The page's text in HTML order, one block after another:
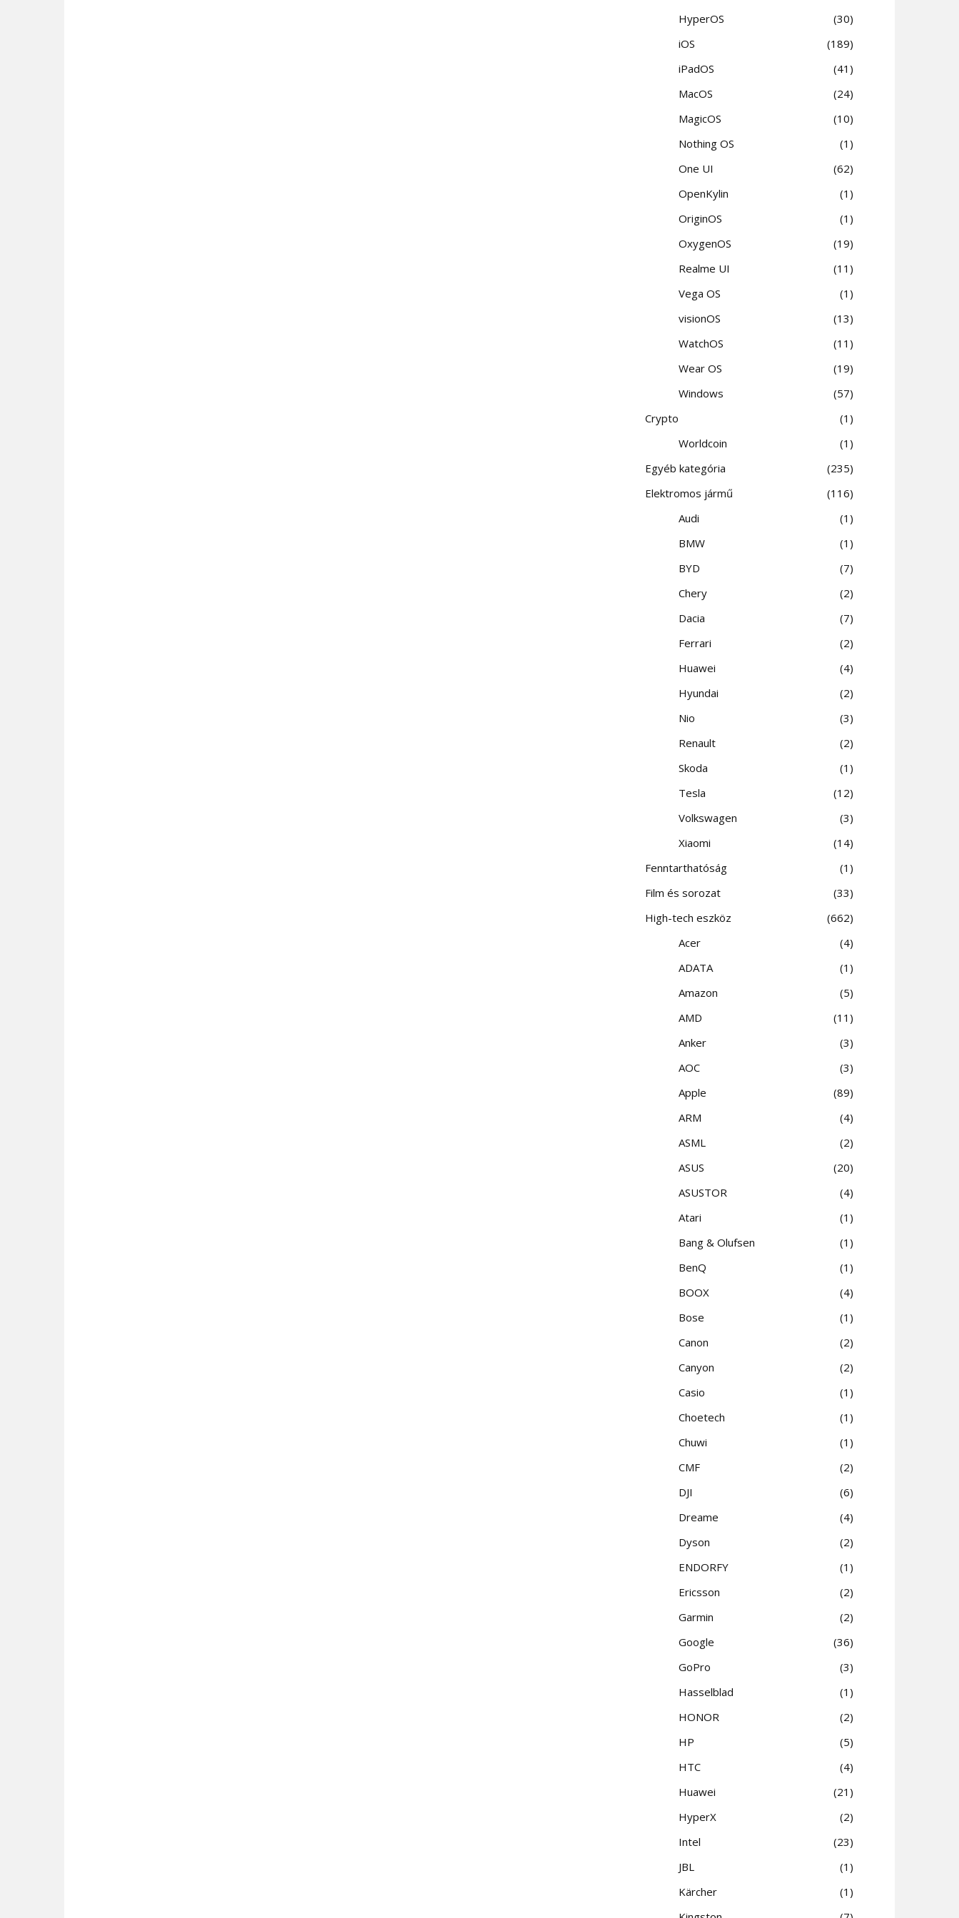
HyperOS
30
iOS
189
iPadOS
41
MacOS
24
MagicOS
10
Nothing OS
1
One UI
62
OpenKylin
1
OriginOS
1
OxygenOS
19
Realme UI
11
Vega OS
1
visionOS
13
WatchOS
11
Wear OS
19
Windows
57
Crypto
1
Worldcoin
1
Egyéb kategória
235
Elektromos jármű
116
Audi
1
BMW
1
BYD
7
Chery
2
Dacia
7
Ferrari
2
Huawei
4
Hyundai
2
Nio
3
Renault
2
Skoda
1
Tesla
12
Volkswagen
3
Xiaomi
14
Fenntarthatóság
1
Film és sorozat
33
High-tech eszköz
662
Acer
4
ADATA
1
Amazon
5
AMD
11
Anker
3
AOC
3
Apple
89
ARM
4
ASML
2
ASUS
20
ASUSTOR
4
Atari
1
Bang & Olufsen
1
BenQ
1
BOOX
4
Bose
1
Canon
2
Canyon
2
Casio
1
Choetech
1
Chuwi
1
CMF
2
DJI
6
Dreame
4
Dyson
2
ENDORFY
1
Ericsson
2
Garmin
2
Google
36
GoPro
3
Hasselblad
1
HONOR
2
HP
5
HTC
4
Huawei
21
HyperX
2
Intel
23
JBL
1
Kärcher
1